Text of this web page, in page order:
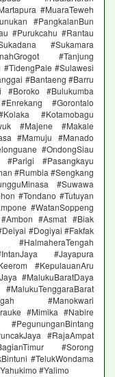
#MuaraTeweh
#PangkalanBun
#Purukcahu #Rantau
#Sukamara
#Tanjung
#Sulawesi
#Bantaeng #Barru
#Boroko #Bulukumba
#Gorontalo
#Kotamobagu
#Majene #Makale
#Mamuju #Manado
#OndongSiau
#Pasangkayu
#Rumbia #Sengkang
#Suwawa
#Tondano #Tutuyan
#WatanSoppeng
#Asmat #Biak
#Dogiyai #Fakfak
#Jayapura
#KepulauanAru
#MalukuBaratDaya
#Manokwari
#Mimika #Nabire
#RajaAmpat
#Sorong
#TelukWondama
#Yalimo